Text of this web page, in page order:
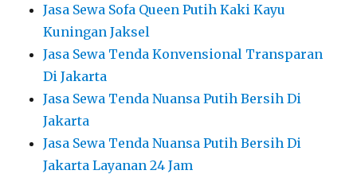
Jasa Sewa Sofa Queen Putih Kaki Kayu
Kuningan Jaksel
Jasa Sewa Tenda Konvensional Transparan
Di Jakarta
Jasa Sewa Tenda Nuansa Putih Bersih Di
Jakarta
Jasa Sewa Tenda Nuansa Putih Bersih Di
Jakarta Layanan 24 Jam